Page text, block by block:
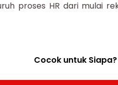
proses HR dari mulai
Cocok untuk Siapa?